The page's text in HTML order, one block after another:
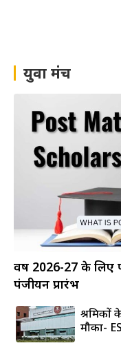
युवा मंच
वर्ष 2026-27 के लिए
पंजीयन प्रारंभ
श्रमिकों
मौका-